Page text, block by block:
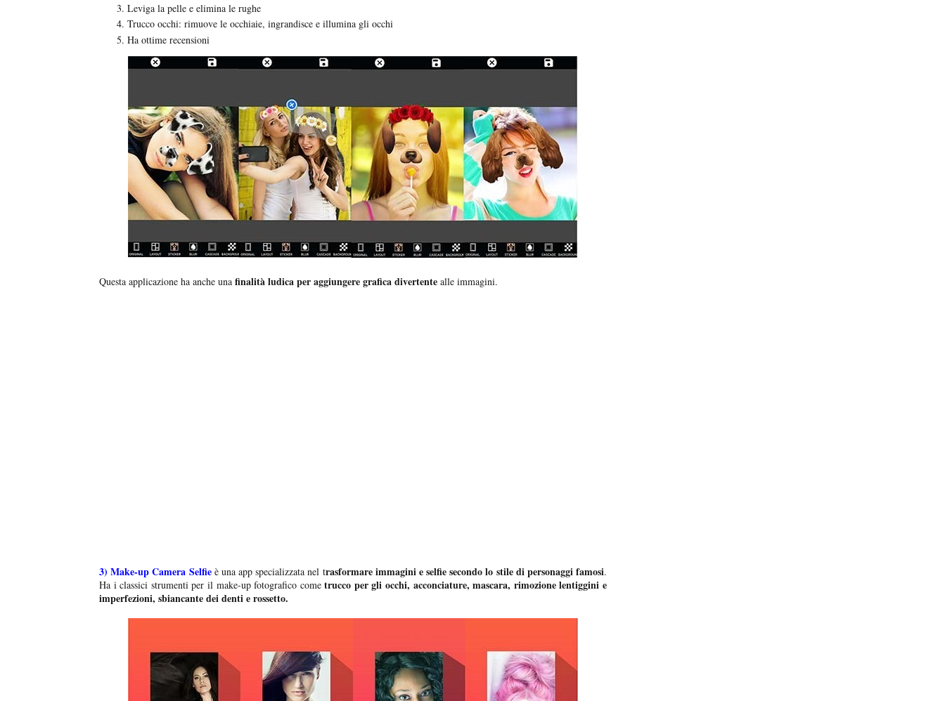
Leviga la pelle e elimina le rughe
Trucco occhi: rimuove le occhiaie, ingrandisce e illumina gli occhi
Ha ottime recensioni
Questa applicazione ha anche una finalità ludica per aggiungere grafica divertente alle immagini.
3)Make-up Camera Selfieè una app specializzata nel trasformare immagini e selfie secondo lo stile di personaggi famosi.
Ha i classici strumenti per il make-up fotografico cometrucco per gli occhi, acconciature, mascara, rimozione lentiggini e
imperfezioni, sbiancante dei denti e rossetto.